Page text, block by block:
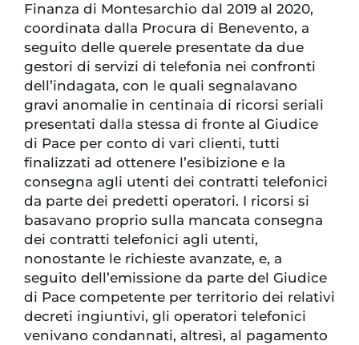
Finanza di Montesarchio dal 2019 al 2020,
coordinata dalla Procura di Benevento, a
seguito delle querele presentate da due
gestori di servizi di telefonia nei confronti
dell’indagata, con le quali segnalavano
gravi anomalie in centinaia di ricorsi seriali
presentati dalla stessa di fronte al Giudice
di Pace per conto di vari clienti, tutti
finalizzati ad ottenere l’esibizione e la
consegna agli utenti dei contratti telefonici
da parte dei predetti operatori. I ricorsi si
basavano proprio sulla mancata consegna
dei contratti telefonici agli utenti,
nonostante le richieste avanzate, e, a
seguito dell’emissione da parte del Giudice
di Pace competente per territorio dei relativi
decreti ingiuntivi, gli operatori telefonici
venivano condannati, altresì, al pagamento